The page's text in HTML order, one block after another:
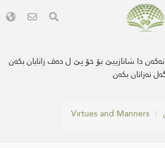
دا شانازییێ بۆ خۆ پێ ل ده‌ڤ زانایان بكه‌ن
نه‌زانان بكه‌ن
Virtues and Manners